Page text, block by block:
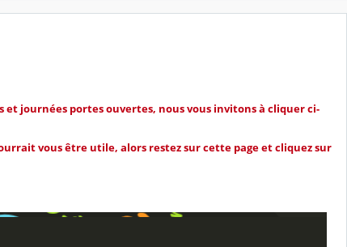
journées portes ouvertes, nous vous invitons à cliquer ci-
vous être utile, alors restez sur cette page et cliquez sur